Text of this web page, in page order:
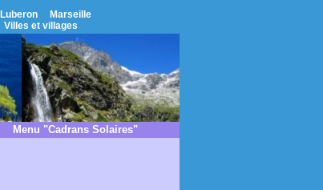
Luberon
Marseille
Villes et villages
Menu "Cadrans Solaires"